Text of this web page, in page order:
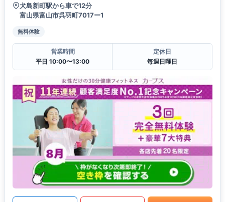
犬島新町駅から車で12分
富山県富山市呉羽町7017ー1
無料体験
営業時間
平日 10:00〜13:00
定休日
毎週日曜日